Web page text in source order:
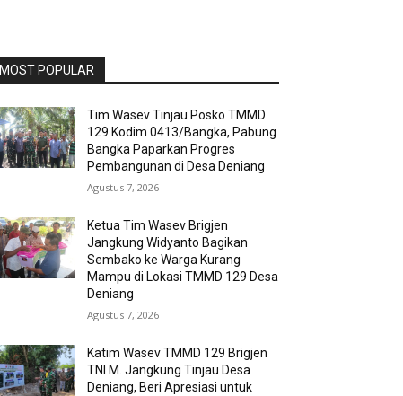
MOST POPULAR
Tim Wasev Tinjau Posko TMMD
129 Kodim 0413/Bangka, Pabung
Bangka Paparkan Progres
Pembangunan di Desa Deniang
Agustus 7, 2026
Ketua Tim Wasev Brigjen
Jangkung Widyanto Bagikan
Sembako ke Warga Kurang
Mampu di Lokasi TMMD 129 Desa
Deniang
Agustus 7, 2026
Katim Wasev TMMD 129 Brigjen
TNI M. Jangkung Tinjau Desa
Deniang, Beri Apresiasi untuk